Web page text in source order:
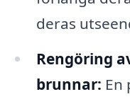
deras
Rengöring
brunnar: En